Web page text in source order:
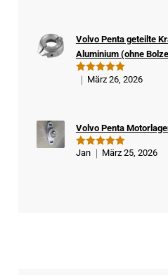
Kä
ufe
Bewertet
Volvo Penta geteilte
Aluminium (ohne
März 26, 2026
Bewertet
Volvo Penta
Jan März 25, 2026